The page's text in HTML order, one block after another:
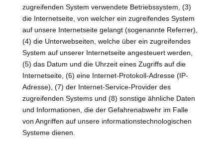
zugreifenden System verwendete Betriebssystem, (3)
die Internetseite, von welcher ein zugreifendes System
auf unsere Internetseite gelangt (sogenannte Referrer),
(4) die Unterwebseiten, welche über ein zugreifendes
System auf unserer Internetseite angesteuert werden,
(5) das Datum und die Uhrzeit eines Zugriffs auf die
Internetseite, (6) eine Internet-Protokoll-Adresse (IP-
Adresse), (7) der Internet-Service-Provider des
zugreifenden Systems und (8) sonstige ähnliche Daten
und Informationen, die der Gefahrenabwehr im Falle
von Angriffen auf unsere informationstechnologischen
Systeme dienen.